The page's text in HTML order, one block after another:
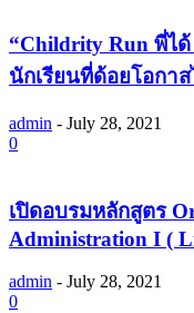
“Childrity Run พี่ได้
นักเรียนที่ด้อยโอกา
admin - July 28, 2021
0
เปิดอบรมหลักสูตร
Administration I (
admin - July 28, 2021
0